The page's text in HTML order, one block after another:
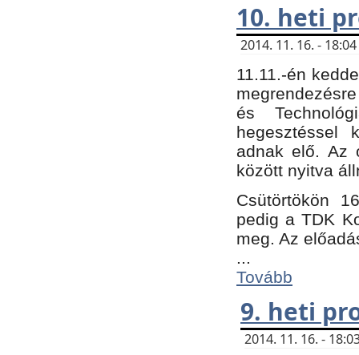
10. heti
2014. 11. 16. -
11.11.-én
és
hegesztéssel
adnak elő. Az
között nyitva
Csütörtökön
pedig a TDK
meg. Az
...
Tovább
9. heti
2014. 11. 16. -